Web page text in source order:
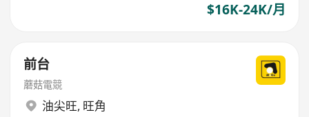
$16K-24K/月
前台
蘑菇電競
油尖旺, 旺角